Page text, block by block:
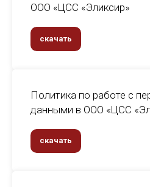
ООО «ЦСС «Эликсир»
скачать
Политика по работе с
данными в ООО «ЦСС
скачать